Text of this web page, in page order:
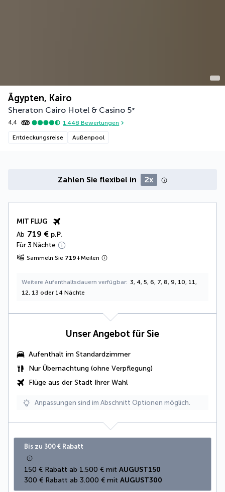
Ägypten, Kairo
Sheraton Cairo Hotel & Casino 5*
4,4 1.448 Bewertungen
Entdeckungsreise Außenpool
Zahlen Sie flexibel in 2x
MIT FLUG
Ab 719 € p.P.
Für 3 Nächte
Sammeln Sie 719+Meilen
Weitere Aufenthaltsdauern verfügbar 3, 4, 5, 6, 7, 8, 9, 10, 11,
12, 13 oder 14 Nächte
Unser Angebot für Sie
Aufenthalt im Standardzimmer
Nur Übernachtung (ohne Verpflegung)
Flüge aus der Stadt Ihrer Wahl
Anpassungen sind im Abschnitt Optionen möglich.
Bis zu 300 € Rabatt
150 € Rabatt ab 1.500 € mit AUGUST150
300 € Rabatt ab 3.000 € mit AUGUST300